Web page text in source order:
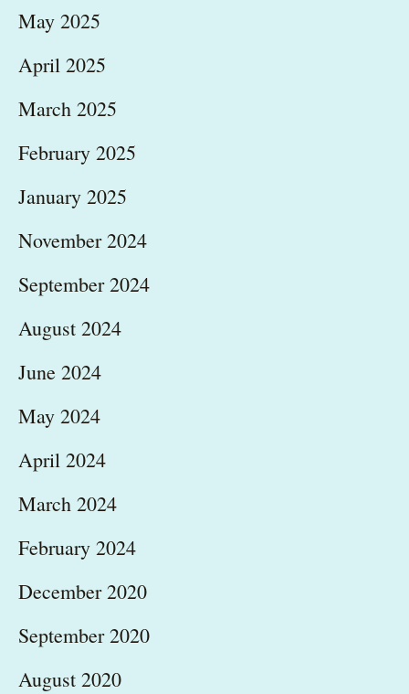
May 2025
April 2025
March 2025
February 2025
January 2025
November 2024
September 2024
August 2024
June 2024
May 2024
April 2024
March 2024
February 2024
December 2020
September 2020
August 2020